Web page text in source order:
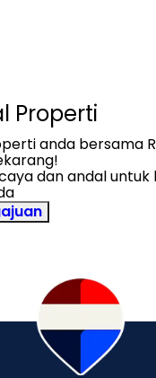
Properti
anda bersama
dan andal